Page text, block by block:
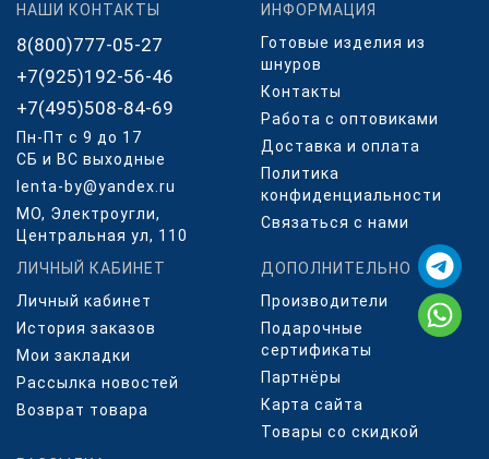
НАШИ КОНТАКТЫ
8(800)777-05-27
+7(925)192-56-46
+7(495)508-84-69
Пн-Пт с 9 до 17
СБ и ВС выходные
lenta-by@yandex.ru
МО, Электроугли,
Центральная ул, 110
ИНФОРМАЦИЯ
Готовые изделия из
шнуров
Контакты
Работа с оптовиками
Доставка и оплата
Политика
конфиденциальности
Связаться с нами
ЛИЧНЫЙ КАБИНЕТ
Личный кабинет
История заказов
Мои закладки
Рассылка новостей
Возврат товара
ДОПОЛНИТЕЛЬНО
Производители
Подарочные
сертификаты
Партнёры
Карта сайта
Товары со скидкой